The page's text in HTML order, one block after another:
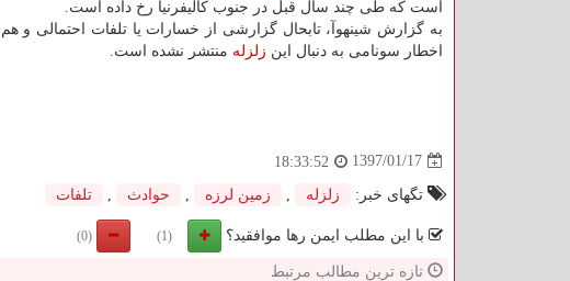
است كه طی چند سال قبل در جنوب كالیفرنیا رخ داده است.
به گزارش شینهوآ، تابحال گزارشی از خسارات یا تلفات احتمالی و هم
اخطار سونامی به دنبال این زلزله منتشر نشده است.
1397/01/17
18:33:52
تگهای خبر: زلزله زمین لرزه حوادث تلفات
با این مطلب ایمن رها موافقید؟ (1)
(0)
تازه ترین مطالب مرتبط